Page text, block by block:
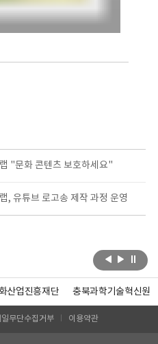
"문화 콘텐츠 보호하세요"
, 유튜브 로고송 제작 과정 운영
산업진흥재단 충북과학기술혁신원
일무단수집거부 이용약관